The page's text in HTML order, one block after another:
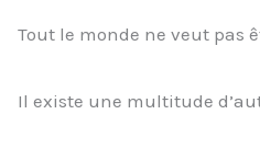
Tout le monde ne veut pas
Il existe une multitude